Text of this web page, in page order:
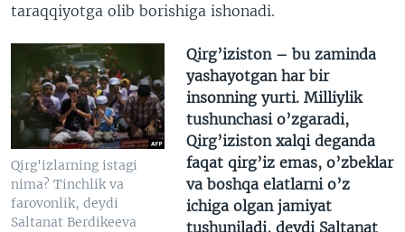
taraqqiyotga olib borishiga ishonadi.
Qirg'izlarning istagi
nima? Tinchlik va
farovonlik, deydi
Saltanat Berdikeeva
Qirg’iziston – bu zaminda
yashayotgan har bir
insonning yurti. Milliylik
tushunchasi o’zgaradi,
Qirg’iziston xalqi deganda
faqat qirg’iz emas, o’zbeklar
va boshqa elatlarni o’z
ichiga olgan jamiyat
tushuniladi, deydi Saltanat